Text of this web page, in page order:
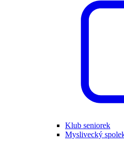
Klub seniorek
Myslivecký